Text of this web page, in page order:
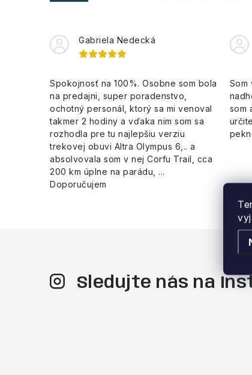
Gabriela Nedecká
Spokojnosť na 100%. Osobne som bola
na predajni, super poradenstvo,
ochotný personál, ktorý sa mi venoval
takmer 2 hodiny a vďaka nim som sa
rozhodla pre tu najlepšiu verziu
trekovej obuvi Altra Olympus 6,.. a
absolvovala som v nej Corfu Trail, cca
200 km úplne na parádu, ...
Doporučujem
Som
som
Sledujte nás na